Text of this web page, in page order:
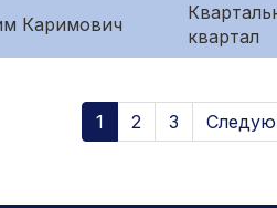
Каримович
квартал
1 2 3